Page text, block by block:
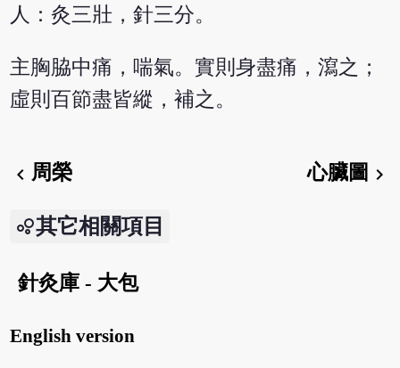
人：灸三壯，針三分。
主胸脇中痛，喘氣。實則身盡痛，瀉之；
虛則百節盡皆縱，補之。
chevron_left周榮 心臟圖 chevron_right
其它相關項目
針灸庫 - 大包
English version